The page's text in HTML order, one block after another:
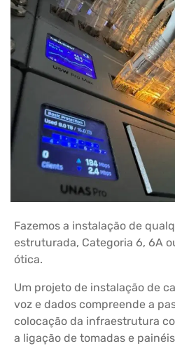
Fazemos a instalação de
estruturada, Categoria 6, 6A
ótica.
Um projeto de instalação de
voz e dados compreende a
colocação da infraestrutura
a ligação de tomadas e